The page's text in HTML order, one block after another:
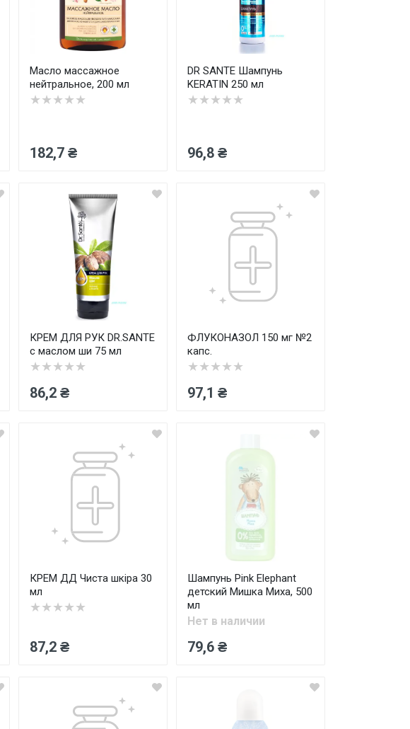
Масло массажное
нейтральное, 200 мл
★★★★★
182,7 ₴
DR SANTE Шампунь
KERATIN 250 мл
★★★★★
96,8 ₴
КРЕМ ДЛЯ РУК DR.SANTE
с маслом ши 75 мл
★★★★★
86,2 ₴
ФЛУКОНАЗОЛ 150 мг №2
капс.
★★★★★
97,1 ₴
КРЕМ ДД Чиста шкіра 30
мл
★★★★★
87,2 ₴
Шампунь Pink Elephant
детский Мишка Миха, 500
мл
Нет в наличии
79,6 ₴